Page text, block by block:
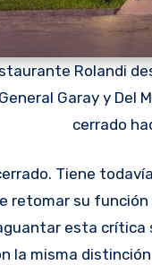
Rolandi
Garay y Del
cerrado
retomar su
esta
la misma